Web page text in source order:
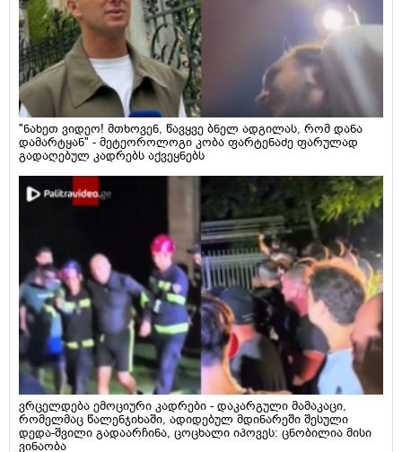
"ნახეთ ვიდეო! მთხოვენ, წავყვე ბნელ ადგილას, რომ დანა
დამარტყან" - მეტეოროლოგი კობა ფარტენაძე ფარულად
გადაღებულ კადრებს აქვეყნებს
ვრცელდება ემოციური კადრები - დაკარგული მამაკაცი,
რომელმაც წალენჯიხაში, ადიდებულ მდინარეში შესული
დედა-შვილი გადაარჩინა, ცოცხალი იპოვეს: ცნობილია მისი
ვინაობა